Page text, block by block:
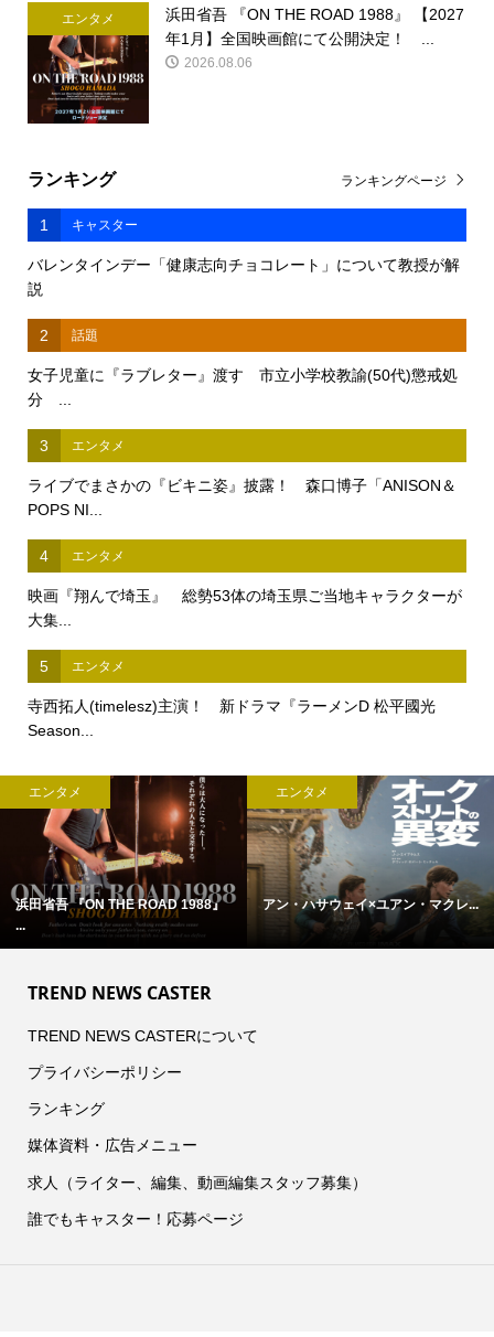
エンタメ
浜田省吾 『ON THE ROAD 1988』 【2027
年1月】全国映画館にて公開決定！ ...
2026.08.06
ランキング
1 キャスター
バレンタインデー「健康志向チョコレート」について教授が解
説
2 話題
女子児童に『ラブレター』渡す 市立小学校教諭(50代)懲戒処
分 ...
3 エンタメ
ライブでまさかの『ビキニ姿』披露！ 森口博子「ANISON＆
POPS NI...
4 エンタメ
映画『翔んで埼玉』 総勢53体の埼玉県ご当地キャラクターが
大集...
5 エンタメ
寺西拓人(timelesz)主演！ 新ドラマ『ラーメンD 松平國光
Season...
ランキングページ
エンタメ
浜田省吾 『ON THE ROAD 1988』
...
エンタメ
アン・ハサウェイ×ユアン・マクレ...
TREND NEWS CASTER
TREND NEWS CASTERについて
プライバシーポリシー
ランキング
媒体資料・広告メニュー
求人（ライター、編集、動画編集スタッフ募集）
誰でもキャスター！応募ページ